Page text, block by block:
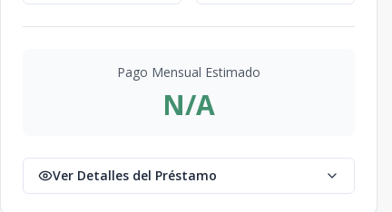
Pago Mensual Estimado
N/A
Ver Detalles del Préstamo